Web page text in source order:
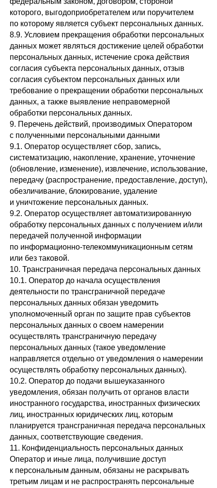
которого, выгодоприобретателем или поручителем
по которому является субъект персональных данных.
8.9. Условием прекращения обработки персональных
данных может являться достижение целей обработки
персональных данных, истечение срока действия
согласия субъекта персональных данных, отзыв
согласия субъектом персональных данных или
требование о прекращении обработки персональных
данных, а также выявление неправомерной
обработки персональных данных.
9. Перечень действий, производимых Оператором
с полученными персональными данными
9.1. Оператор осуществляет сбор, запись,
систематизацию, накопление, хранение, уточнение
(обновление, изменение), извлечение, использование,
передачу (распространение, предоставление, доступ),
обезличивание, блокирование, удаление
и уничтожение персональных данных.
9.2. Оператор осуществляет автоматизированную
обработку персональных данных с получением и/или
передачей полученной информации
по информационно-телекоммуникационным сетям
или без таковой.
10. Трансграничная передача персональных данных
10.1. Оператор до начала осуществления
деятельности по трансграничной передаче
персональных данных обязан уведомить
уполномоченный орган по защите прав субъектов
персональных данных о своем намерении
осуществлять трансграничную передачу
персональных данных (такое уведомление
направляется отдельно от уведомления о намерении
осуществлять обработку персональных данных).
10.2. Оператор до подачи вышеуказанного
уведомления, обязан получить от органов власти
иностранного государства, иностранных физических
лиц, иностранных юридических лиц, которым
планируется трансграничная передача персональных
данных, соответствующие сведения.
11. Конфиденциальность персональных данных
Оператор и иные лица, получившие доступ
к персональным данным, обязаны не раскрывать
третьим лицам и не распространять персональные